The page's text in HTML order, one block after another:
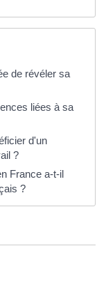
de révéler sa
liées à sa
d'un
?
France a-t-il
?